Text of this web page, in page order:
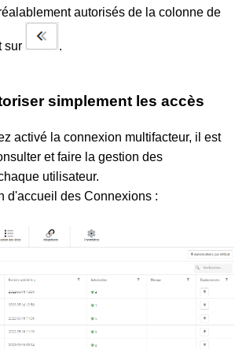
autorisés de la colonne de
sur .
simplement les accès
activé la connexion multifacteur, il est
et faire la gestion des
utilisateur.
d'accueil des Connexions :